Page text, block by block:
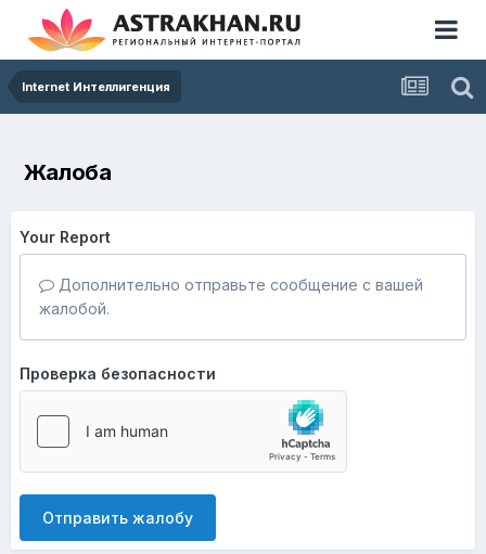
Internet Интеллигенция
Жалоба
Your Report
Дополнительно отправьте сообщение с вашей
жалобой.
Проверка безопасности
Отправить жалобу